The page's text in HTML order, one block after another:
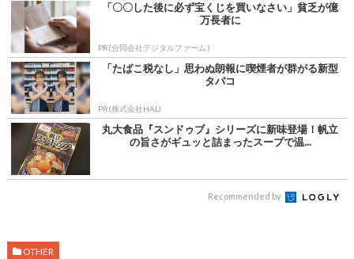
「〇〇した後に必ず宝くじを買いなさい」貧乏が億
万長者に
PR(合同会社デジタルファーム )
「たばこ税なし」思わぬ朗報に喫煙者が群がる新型
タバコ
PR(株式会社HAL)
丸大食品『スンドゥブ』シリーズに新味登場！帆立
の旨さがギュッと詰まったスープで温...
Recommended by
OTHER